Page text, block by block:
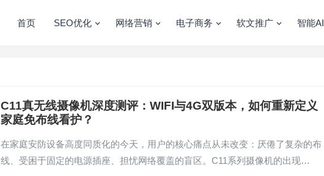
首页 SEO优化 网络营销 电子商务 软文推广 智能AI
C11真无线摄像机深度测评：WIFI与4G双版本，如何重新定义
家庭免布线看护？
在家庭安防设备高度同质化的今天，用户的核心痛点从未改变：厌倦了复杂的布
线、受困于固定的电源插座、担忧网络覆盖的盲区。C11系列摄像机的出现…